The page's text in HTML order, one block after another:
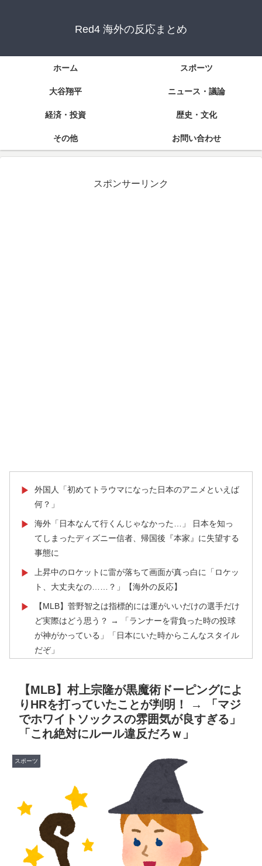
Red4 海外の反応まとめ
ホーム スポーツ
大谷翔平 ニュース・議論
経済・投資 歴史・文化
その他 お問い合わせ
スポンサーリンク
▶
外国人「初めてトラウマになった日本のアニメといえば
何？」
▶
海外「日本なんて行くんじゃなかった…」 日本を知っ
てしまったディズニー信者、帰国後『本家』に失望する
事態に
▶
上昇中のロケットに雷が落ちて画面が真っ白に「ロケッ
ト、大丈夫なの……？」【海外の反応】
▶
【MLB】菅野智之は指標的には運がいいだけの選手だけ
ど実際はどう思う？ → 「ランナーを背負った時の投球
が神がかっている」「日本にいた時からこんなスタイル
だぞ」
る驚きの理由がこちらです‥」→「あまりの難易度の高
さに冷や汗をかいた‥」
▶ 韓国、サッカーW杯予選で審判を性接待して買収してい
たことが判明！ 何と日本も巻き込まれることに
▶
が上なの？」
潔癖症の人って体の中にうんことおしっこが存在してる
事実とどう折り合いつけてるんだろう。
海外「羨ましい！」日本ならではの夏の風物詩に海外が
びっくり仰天
▶ スポーツ選手の最新CMギャラランキングがこちら
【MLB】村上宗隆が黒魔術ドーピングによ
りHRを打っていたことが判明！ → 「マジ
でホワイトソックスの雰囲気が良すぎる」
「これ絶対にルール違反だろｗ」
スポーツ